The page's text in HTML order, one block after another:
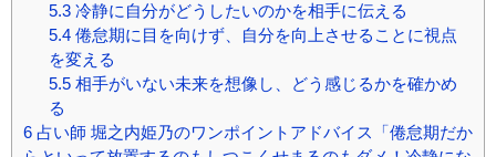
5.3冷静に自分がどうしたいのかを相手に伝える
5.4倦怠期に目を向けず、自分を向上させることに視点
を変える
5.5相手がいない未来を想像し、どう感じるかを確かめ
る
6 占い師 堀之内姫乃のワンポイントアドバイス「倦怠期だか